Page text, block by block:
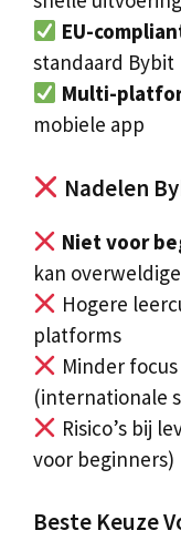
EU-
standaard Bybit
Multi-
mobiele app
Nadelen
Niet voor
kan
Hogere
platforms
Minder
(internationale
Risico’s bij
voor beginners)
Beste Keuze